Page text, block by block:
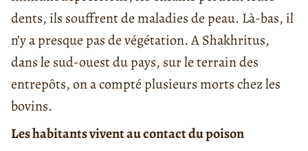
dents, ils souffrent de maladies de peau. Là-bas, il
n’y a presque pas de végétation. A Shakhritus,
dans le sud-ouest du pays, sur le terrain des
entrepôts, on a compté plusieurs morts chez les
bovins.
Les habitants vivent au contact du poison